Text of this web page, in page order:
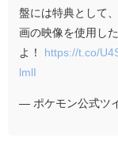
盤には特典として
画の映像を使用し
よ！
https://t.co/
lmlI
— ポケモン公式ツ